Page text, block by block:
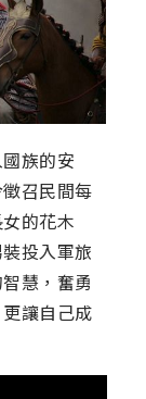
族的安
召民間每
的花木
投入軍旅
慧，奮勇
讓自己成